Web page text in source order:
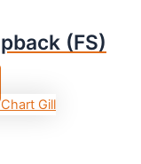
(FS)
Produkt